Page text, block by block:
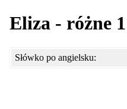
Eliza - różne
Słówko po angielsku: